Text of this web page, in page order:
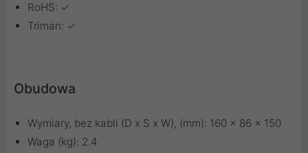
RoHS: ✓
Triman: ✓
Obudowa
Wymiary, bez kabli (D x S x W), (mm): 160 x 86 x 150
Waga (kg): 2.4